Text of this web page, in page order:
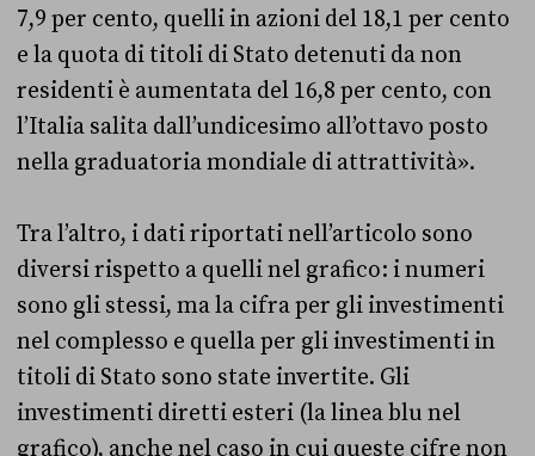
7,9 per cento, quelli in azioni del 18,1 per cento
e la quota di titoli di Stato detenuti da non
residenti è aumentata del 16,8 per cento, con
l’Italia salita dall’undicesimo all’ottavo posto
nella graduatoria mondiale di attrattività».
Tra l’altro, i dati riportati nell’articolo sono
diversi rispetto a quelli nel grafico: i numeri
sono gli stessi, ma la cifra per gli investimenti
nel complesso e quella per gli investimenti in
titoli di Stato sono state invertite. Gli
investimenti diretti esteri (la linea blu nel
grafico), anche nel caso in cui queste cifre non